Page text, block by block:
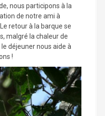
nous participons à la
de notre ami à
retour à la barque se
malgré la chaleur de
déjeuner nous aide à
!